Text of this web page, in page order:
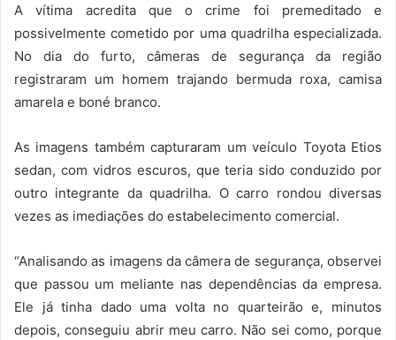
A vítima acredita que o crime foi premeditado e
possivelmente cometido por uma quadrilha especializada.
No dia do furto, câmeras de segurança da região
registraram um homem trajando bermuda roxa, camisa
amarela e boné branco.
As imagens também capturaram um veículo Toyota Etios
sedan, com vidros escuros, que teria sido conduzido por
outro integrante da quadrilha. O carro rondou diversas
vezes as imediações do estabelecimento comercial.
“Analisando as imagens da câmera de segurança, observei
que passou um meliante nas dependências da empresa.
Ele já tinha dado uma volta no quarteirão e, minutos
depois, conseguiu abrir meu carro. Não sei como, porque